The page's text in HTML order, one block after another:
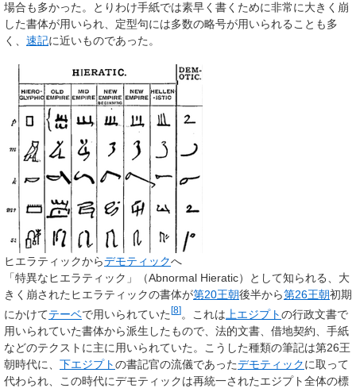
場合も多かった。とりわけ手紙では素早く書くために非常に大きく崩
した書体が用いられ、定型句には多数の略号が用いられることも多
く、 速記に近いものであった。
ヒエラティックからデモティックへ
「特異なヒエラティック」（Abnormal Hieratic）として知られる、大
きく崩されたヒエラティックの書体が第20王朝後半から第26王朝初期
にかけてテーベで用いられていた[8]。これは 上エジプトの行政文書で
用いられていた書体から派生したもので、法的文書、借地契約、手紙
などのテクストに主に用いられていた。こうした種類の筆記は第26王
朝時代に、 下エジプトの書記官の流儀であったデモティックに取って
代わられ、この時代にデモティックは再統一されたエジプト全体の標